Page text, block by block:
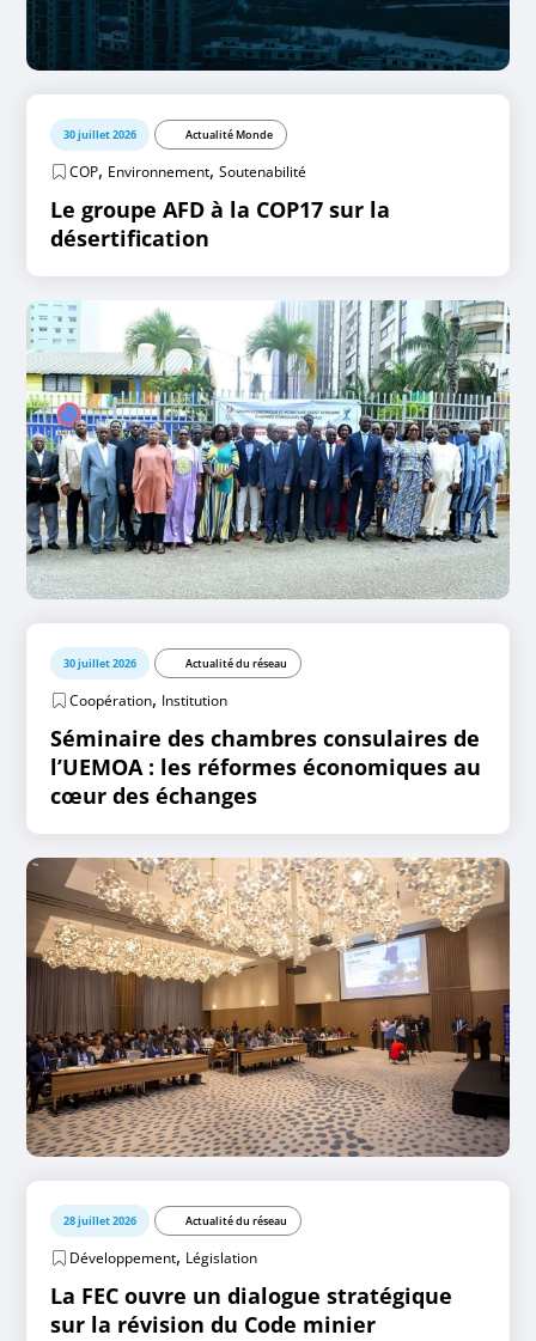
30 juillet 2026 Actualité Monde
COP, Environnement,Soutenabilité
Le groupe AFD à la COP17 sur la
désertification
30 juillet 2026 Actualité du réseau
Coopération, Institution
Séminaire des chambres consulaires de
l’UEMOA : les réformes économiques au
cœur des échanges
28 juillet 2026 Actualité du réseau
Développement, Législation
La FEC ouvre un dialogue stratégique
sur la révision du Code minier